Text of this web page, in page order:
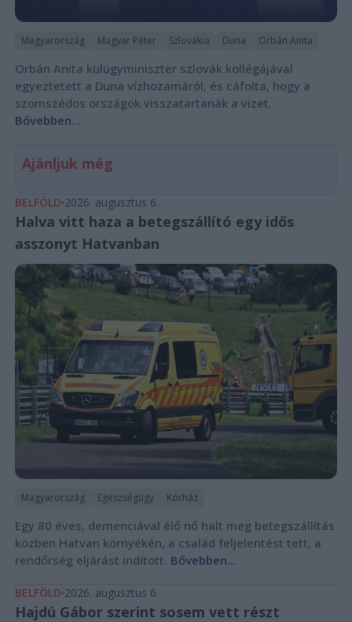
Magyarország Magyar Péter Szlovákia Duna Orbán Anita
Orbán Anita külügyminiszter szlovák kollégájával
egyeztetett a Duna vízhozamáról, és cáfolta, hogy a
szomszédos országok visszatartanák a vizet.
Bővebben...
Ajánljuk még
BELFÖLD 2026. augusztus 6.
Halva vitt haza a betegszállító egy idős
asszonyt Hatvanban
Magyarország Egészségügy Kórház
Egy 80 éves, demenciával élő nő halt meg betegszállítás
közben Hatvan környékén, a család feljelentést tett, a
rendőrség eljárást indított. Bővebben...
BELFÖLD 2026. augusztus 6.
Hajdú Gábor szerint sosem vett részt